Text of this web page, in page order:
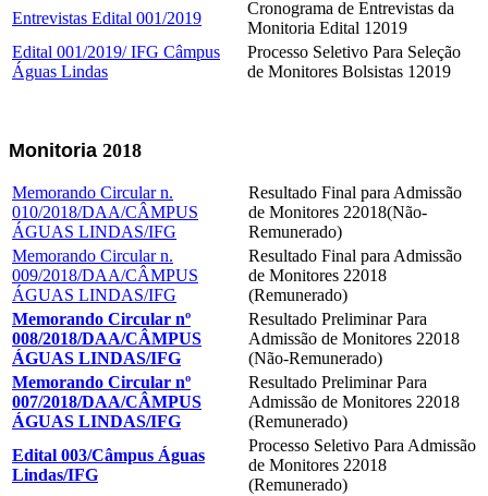
Entrevistas Edital 001/2019
Cronograma de Entrevistas da
Monitoria Edital 12019
Edital 001/2019/ IFG Câmpus
Águas Lindas
Processo Seletivo Para Seleção
de Monitores Bolsistas 12019
Monitoria 2018
Memorando Circular n.
010/2018/DAA/CÂMPUS
ÁGUAS LINDAS/IFG
Resultado Final para Admissão
de Monitores 22018(Não-
Remunerado)
Memorando Circular n.
009/2018/DAA/CÂMPUS
ÁGUAS LINDAS/IFG
Resultado Final para Admissão
de Monitores 22018
(Remunerado)
Memorando Circular nº
008/2018/DAA/CÂMPUS
ÁGUAS LINDAS/IFG
Resultado Preliminar Para
Admissão de Monitores 22018
(Não-Remunerado)
Memorando Circular nº
007/2018/DAA/CÂMPUS
ÁGUAS LINDAS/IFG
Resultado Preliminar Para
Admissão de Monitores 22018
(Remunerado)
Edital 003/Câmpus Águas
Lindas/IFG
Processo Seletivo Para Admissão
de Monitores 22018
(Remunerado)